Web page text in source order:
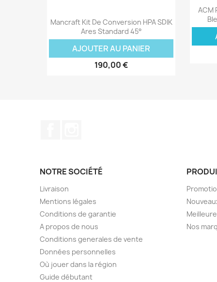
Aperçu rapide
Mancraft Kit De Conversion HPA SDIK
Ares Standard 45°
AJOUTER AU PANIER
190,00 €
ACM
NOTRE SOCIÉTÉ
Livraison
Mentions légales
Conditions de garantie
A propos de nous
Conditions generales de vente
Données personnelles
Où jouer dans la région
Guide débutant
Nos